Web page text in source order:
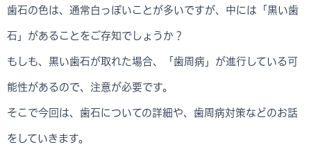
歯石の色は、通常白っぽいことが多いですが、中には「黒い歯
石」があることをご存知でしょうか？
もしも、黒い歯石が取れた場合、「歯周病」が進行している可
能性があるので、注意が必要です。
そこで今回は、歯石についての詳細や、歯周病対策などのお話
をしていきます。